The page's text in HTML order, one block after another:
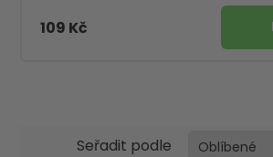
109 Kč
Seřadit podle